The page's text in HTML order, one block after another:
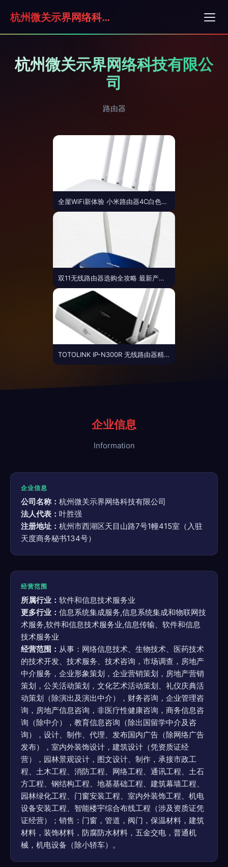
杭州微关示界网络科技有限公司
杭州微关示界网络科技有限公
司
路由器
全屋WiFi新体验 小米路由器4C白色版，300M无线覆盖+智能四天线深度评测
双11无线路由器选购全攻略 最新产品与参考信息
TOTOLINK IP-N300R 无线路由器精品图片赏析 — IT168 路由器频道
企业信息
Information
企业信息
公司名称： 杭州微关示界网络科技有限公司
法人代表： 叶胜强
注册地址： 杭州市西湖区天目山路7号1幢415室（入驻
天度商务秘书134号）
经营范围
所属行业： 软件和信息技术服务业
更多行业： 信息系统集成服务,信息系统集成和物联网技
术服务,软件和信息技术服务业,信息传输、软件和信息
技术服务业
经营范围： 从事：网络信息技术、生物技术、医药技术
的技术开发、技术服务、技术咨询，市场调查，房地产
中介服务，企业形象策划，企业营销策划，房地产营销
策划，公关活动策划，文化艺术活动策划、礼仪庆典活
动策划（除演出及演出中介），财务咨询，企业管理咨
询，房地产信息咨询，非医疗性健康咨询，商务信息咨
询（除中介），教育信息咨询（除出国留学中介及咨
询），设计、制作、代理、发布国内广告（除网络广告
发布），室内外装饰设计，建筑设计（凭资质证经
营），园林景观设计，图文设计、制作，承接市政工
程、土木工程、消防工程、网络工程、通讯工程、土石
方工程、钢结构工程、地基基础工程、建筑幕墙工程、
园林绿化工程、门窗安装工程、室内外装饰工程、机电
设备安装工程、智能楼宇综合布线工程（涉及资质证凭
证经营）；销售：门窗，管道，阀门，保温材料，建筑
材料，装饰材料，防腐防水材料，五金交电，普通机
械，机电设备（除小轿车）。